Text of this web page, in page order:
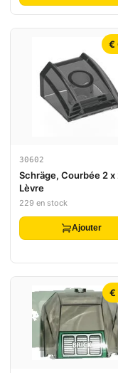
€
30602
Schräge, Courbée 2 x
Lèvre
229 en stock
Ajouter
€